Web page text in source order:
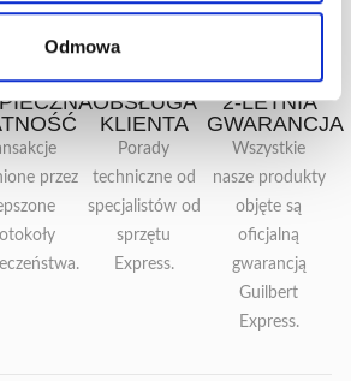
Odmowa
przez
OBSŁUGA
KLIENTA
Porady
techniczne od
specjalistów od
sprzętu
Express.
2-LETNIA
GWARANCJA
Wszystkie
nasze produkty
objęte są
oficjalną
gwarancją
Guilbert
Express.